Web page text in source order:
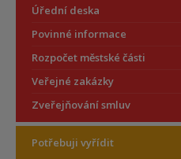
Úřední deska
Povinné informace
Rozpočet městské části
Veřejné zakázky
Zveřejňování smluv
Potřebuji vyřídit